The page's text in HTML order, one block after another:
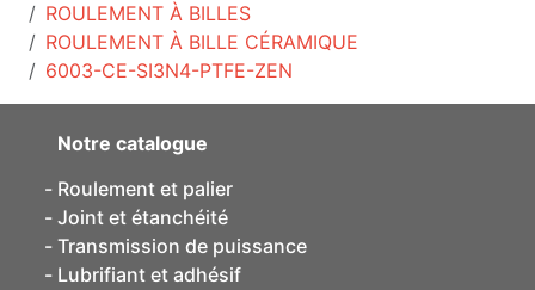
ROULEMENT À BILLES
ROULEMENT À BILLE CÉRAMIQUE
6003-CE-SI3N4-PTFE-ZEN
Notre catalogue
Roulement et palier
Joint et étanchéité
Transmission de puissance
Lubrifiant et adhésif